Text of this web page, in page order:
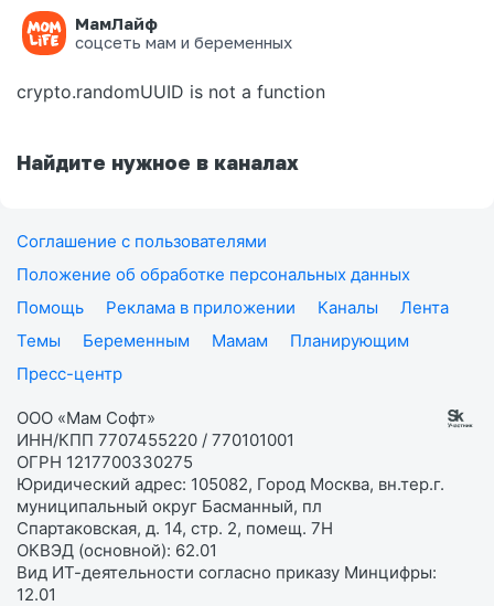
МамЛайф
соцсеть мам и беременных
Ошибка на странице
crypto.randomUUID is not a function
Найдите нужное в каналах
Соглашение с пользователями
Положение об обработке персональных данных
Помощь
Реклама в приложении Каналы
Лента
Темы
Беременным Мамам
Планирующим
Пресс-центр
ООО «Мам Софт»
ИНН/КПП 7707455220 / 770101001
ОГРН 1217700330275
Юридический адрес: 105082, Город Москва, вн.тер.г.
муниципальный округ Басманный, пл
Спартаковская, д. 14, стр. 2, помещ. 7Н
ОКВЭД (основной): 62.01
Вид ИТ-деятельности согласно приказу Минцифры:
12.01